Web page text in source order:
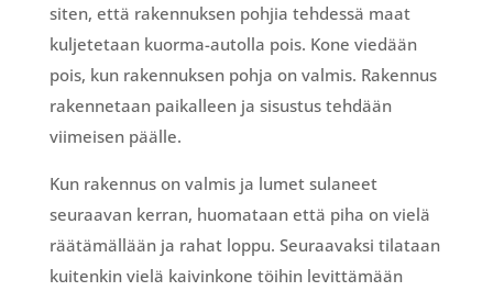
siten, että rakennuksen pohjia tehdessä maat
kuljetetaan kuorma-autolla pois. Kone viedään
pois, kun rakennuksen pohja on valmis. Rakennus
rakennetaan paikalleen ja sisustus tehdään
viimeisen päälle.
Kun rakennus on valmis ja lumet sulaneet
seuraavan kerran, huomataan että piha on vielä
räätämällään ja rahat loppu. Seuraavaksi tilataan
kuitenkin vielä kaivinkone töihin levittämään